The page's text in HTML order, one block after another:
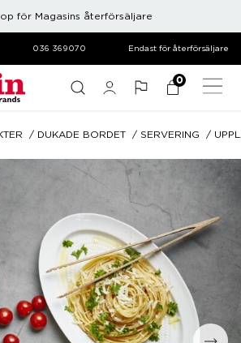
för Magasins återförsäljare
036 369070 Endast för återförsäljare
0
DUKADE BORDET SERVERING